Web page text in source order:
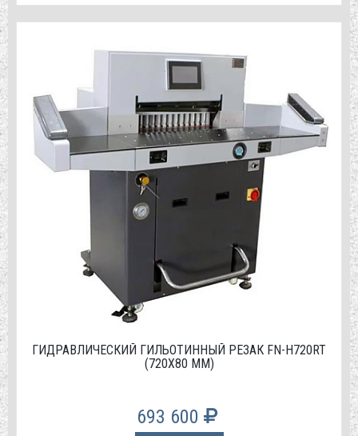
ГИДРАВЛИЧЕСКИЙ ГИЛЬОТИННЫЙ РЕЗАК FN-H720RT
(720Х80 ММ)
693 600